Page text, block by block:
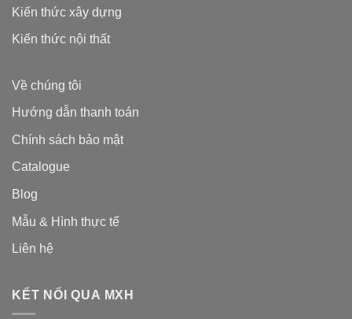
Kiến thức xây dựng
Kiến thức nội thất
Về chúng tôi
Hướng dẫn thanh toán
Chính sách bảo mật
Catalogue
Blog
Mẫu & Hình thực tế
Liên hệ
KẾT NỐI QUA MXH